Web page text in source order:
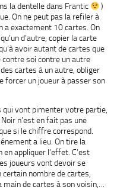
la dentelle dans Frantic
)
On ne peut pas la refiler à
a exactement 10 cartes. On
d’autre, copier la carte
avoir autant de cartes que
soi contre un autre
cartes à un autre, obliger
forcer un joueur à passer son
qui vont pimenter votre partie,
Noir n’est en fait pas une
si le chiffre correspond.
a lieu. On tire la
appliquer l’effet. C’est
joueurs vont devoir se
nombre de cartes,
main de cartes à son voisin,…